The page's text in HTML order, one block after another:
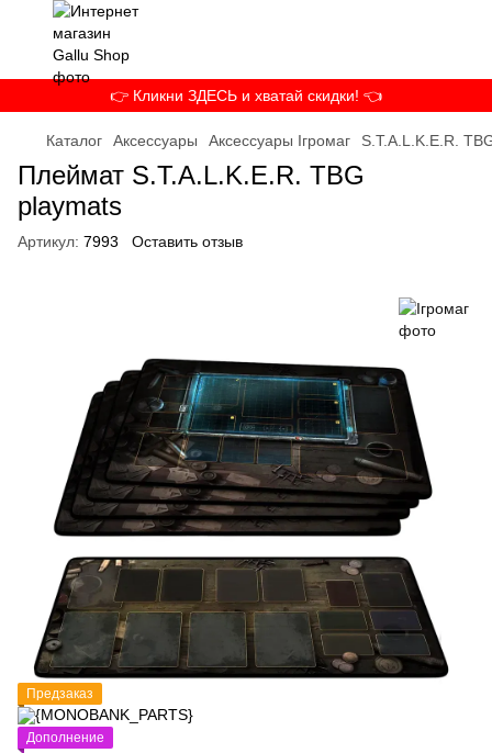
👉 Кликни ЗДЕСЬ и хватай скидки! 👈
Каталог Аксессуары Аксессуары Ігромаг S.T.A.L.K.E.R.
Плеймат S.T.A.L.K.E.R. TBG
playmats
Артикул: 7993 Оставить отзыв
Предзаказ
Дополнение